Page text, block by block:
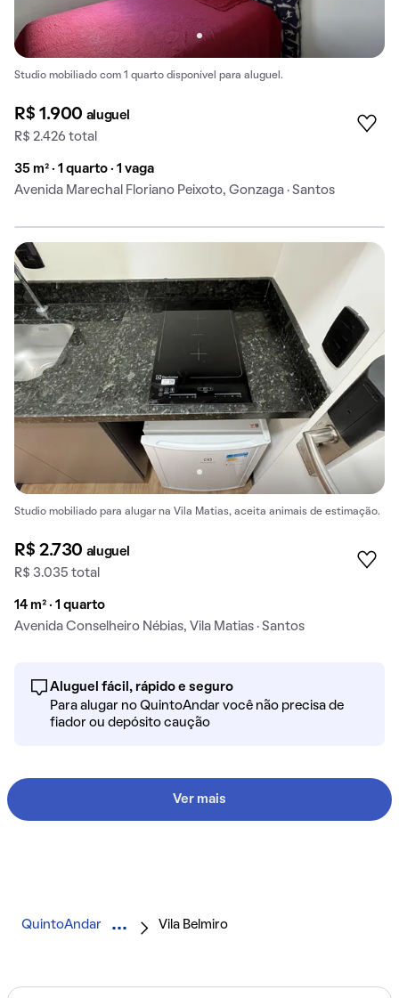
Studio mobiliado com 1 quarto disponível para aluguel.
R$ 1.900 aluguel
R$ 2.426 total
35 m² · 1 quarto · 1 vaga
Avenida Marechal Floriano Peixoto, Gonzaga · Santos
Studio mobiliado para alugar na Vila Matias, aceita animais de estimação.
R$ 2.730 aluguel
R$ 3.035 total
14 m² · 1 quarto
Avenida Conselheiro Nébias, Vila Matias · Santos
Aluguel fácil, rápido e seguro
Para alugar no QuintoAndar você não precisa de
fiador ou depósito caução
Ver mais
QuintoAndar Vila Belmiro